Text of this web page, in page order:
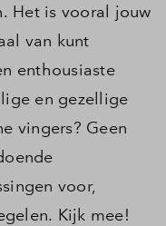
Het is vooral jouw
van kunt
enthousiaste
en gezellige
vingers? Geen
voor,
Kijk mee!